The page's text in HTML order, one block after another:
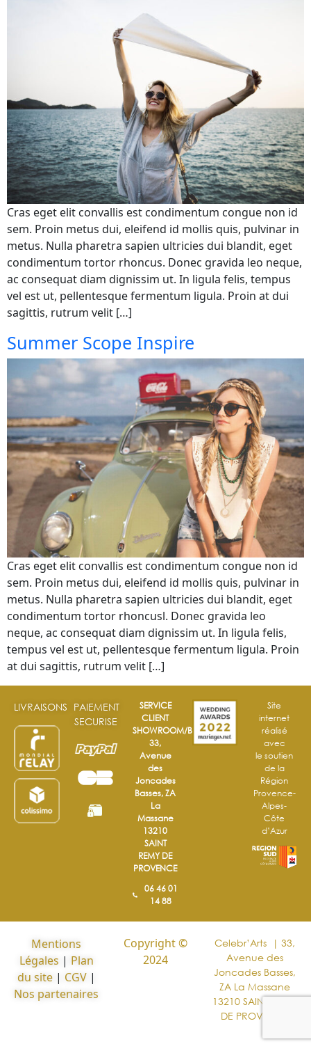
Cras eget elit convallis est condimentum congue non id
sem. Proin metus dui, eleifend id mollis quis, pulvinar in
metus. Nulla pharetra sapien ultricies dui blandit, eget
condimentum tortor rhoncus. Donec gravida leo neque,
ac consequat diam dignissim ut. In ligula felis, tempus
vel est ut, pellentesque fermentum ligula. Proin at dui
sagittis, rutrum velit […]
Summer Scope Inspire
Cras eget elit convallis est condimentum congue non id
sem. Proin metus dui, eleifend id mollis quis, pulvinar in
metus. Nulla pharetra sapien ultricies dui blandit, eget
condimentum tortor rhoncusl. Donec gravida leo
neque, ac consequat diam dignissim ut. In ligula felis,
tempus vel est ut, pellentesque fermentum ligula. Proin
at dui sagittis, rutrum velit […]
LIVRAISONS
PAIEMENT
SECURISE
SERVICE
CLIENT
SHOWROOM/BOUTIQUE
33,
Avenue
des
Joncades
Basses, ZA
La
Massane
13210
SAINT
REMY DE
PROVENCE
06 46 01
14 88
Site
internet
réalisé
avec
le soutien
de la
Région
Provence-
Alpes-
Côte
d’Azur
Mentions
Légales | Plan
du site| CGV|
Nos partenaires
Copyright ©
2024
Celebr’Arts | 33,
Avenue des
Joncades Basses,
ZA La Massane
13210 SAINT REMY
DE PROVENCE